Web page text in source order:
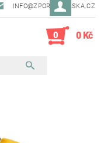
INFO@ZPORTUGALSKA.CZ
0 0 Kč